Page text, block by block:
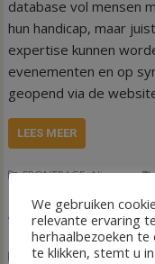
database vol mensen
hun handicap, maar
expertise kunnen
evenementen en op
geopend via de
LEES MEER
FRONTPAGE,Nieuws
Waterkwaliteit
4 augustus 2026
We gebruiken
relevante ervaring
herhaalbezoeken
te klikken, stemt u